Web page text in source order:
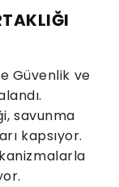
Güvenlik ve
savunma
kapsıyor.